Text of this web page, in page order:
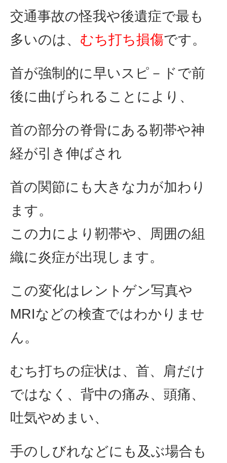
交通事故の怪我や後遺症で最も
多いのは、 むち打ち損傷です。
首が強制的に早いスピ－ドで前
後に曲げられることにより、
首の部分の脊骨にある靭帯や神
経が引き伸ばされ
首の関節にも大きな力が加わり
ます。
この力により靭帯や、周囲の組
織に炎症が出現します。
この変化はレントゲン写真や
MRIなどの検査ではわかりませ
ん。
むち打ちの症状は、首、肩だけ
ではなく、背中の痛み、頭痛、
吐気やめまい、
手のしびれなどにも及ぶ場合も